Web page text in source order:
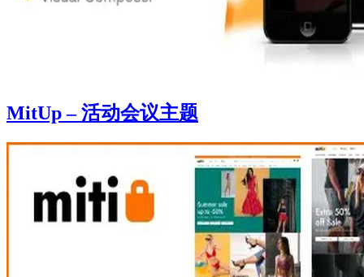
MitUp – 活动会议主题